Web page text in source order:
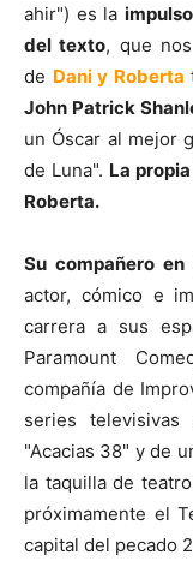
ahir") es la
del texto, que
de Dani y Roberta
John Patrick
un Óscar al mejor
de Luna". La
Roberta.
Su compañero
actor, cómico e
carrera a sus
Paramount
compañía de
series televisivas
"Acacias 38" y de
la taquilla de
próximamente el
capital del pecado